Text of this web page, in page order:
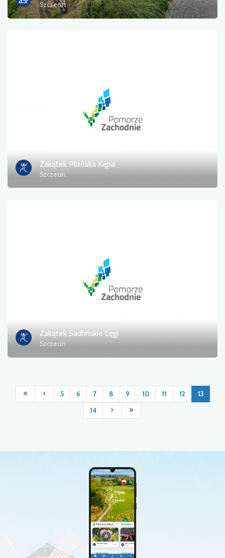
Szczecin
Zakątek Płońska Kępa
Szczecin
Zakątek Sadlińskie Łęgi
Szczecin
5 6 7 8 9 10 11 12 13
14